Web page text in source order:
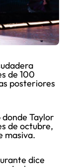
de 100
posteriores
Taylor
de octubre,
masiva.
dice